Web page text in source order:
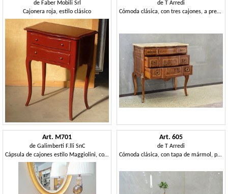
de Faber Mobili Srl
Cajonera roja, estilo clásico
de T Arredi
Cómoda clásica, con tres cajones, a precio de salida
Art. M701
de Galimberti F.lli SnC
Cápsula de cajones estilo Maggiolini, con incrustación
Art. 605
de T Arredi
Cómoda clásica, con tapa de mármol, precio de ganga